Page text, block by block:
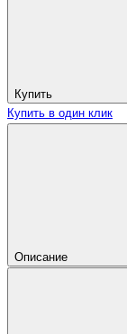
Купить
Купить в один клик
Описание